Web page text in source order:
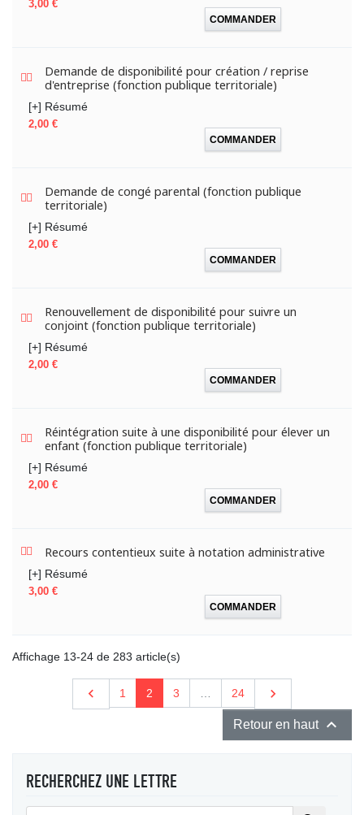
3,00 €
COMMANDER
Demande de disponibilité pour création / reprise
d'entreprise (fonction publique territoriale)
[+] Résumé
Prix
2,00 €
COMMANDER
Demande de congé parental (fonction publique
territoriale)
[+] Résumé
Prix
2,00 €
COMMANDER
Renouvellement de disponibilité pour suivre un
conjoint (fonction publique territoriale)
[+] Résumé
Prix
2,00 €
COMMANDER
Réintégration suite à une disponibilité pour élever un
enfant (fonction publique territoriale)
[+] Résumé
Prix
2,00 €
COMMANDER
Recours contentieux suite à notation administrative
[+] Résumé
Prix
3,00 €
COMMANDER
Affichage 13-24 de 283 article(s)
Précédent
 1 2 3 24 Suivant

Retour en haut 
RECHERCHEZ UNE LETTRE